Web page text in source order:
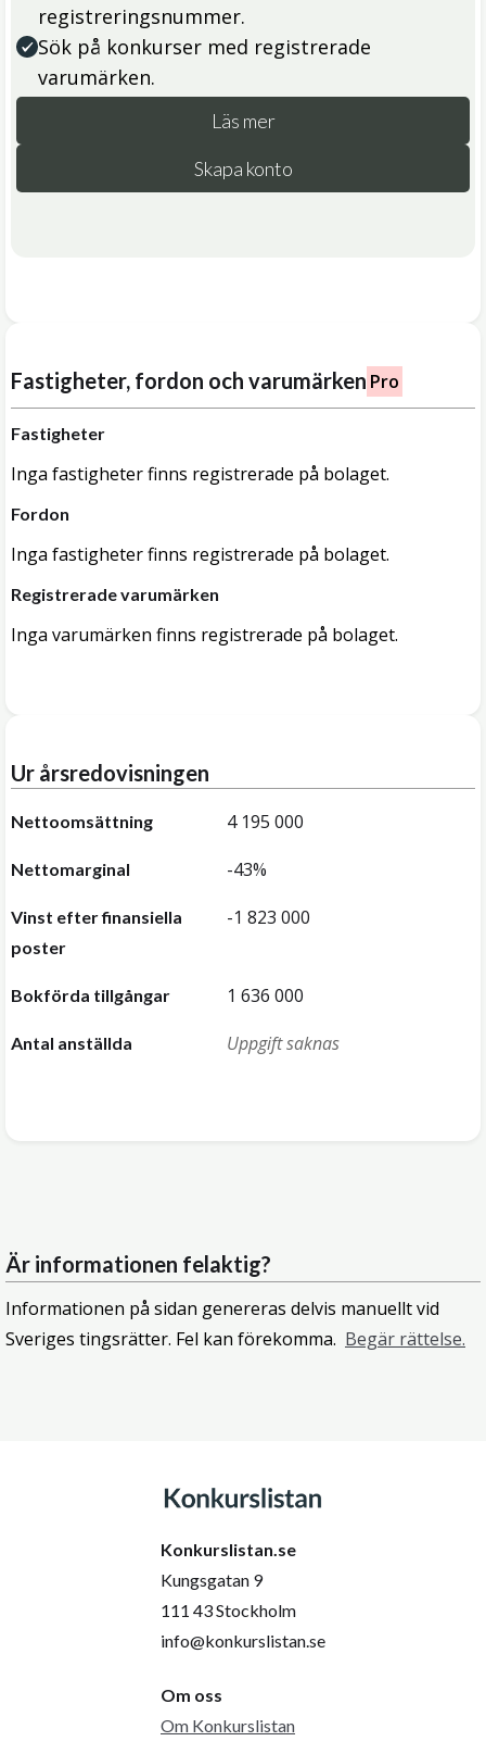
registreringsnummer.
Sök på konkurser med registrerade
varumärken.
Läs mer
Skapa konto
Fastigheter, fordon och varumärken Pro
Fastigheter
Inga fastigheter finns registrerade på bolaget.
Fordon
Inga fastigheter finns registrerade på bolaget.
Registrerade varumärken
Inga varumärken finns registrerade på bolaget.
Ur årsredovisningen
Nettoomsättning 4 195 000
Nettomarginal -43%
Vinst efter finansiella
poster
-1 823 000
Bokförda tillgångar 1 636 000
Antal anställda Uppgift saknas
Är informationen felaktig?
Informationen på sidan genereras delvis manuellt vid
Sveriges tingsrätter. Fel kan förekomma. Begär rättelse.
Konkurslistan.se
Kungsgatan 9
111 43 Stockholm
info@konkurslistan.se
Om oss
Om Konkurslistan